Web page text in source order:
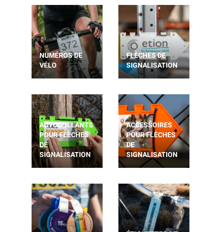
NUMÉROS DE
VÉLO
FLÈCHES DE
SIGNALISATION
AUTOCOLLANTS
POUR FLÈCHES
DE
SIGNALISATION
ACCESSOIRES
POUR FLÈCHES
DE
SIGNALISATION